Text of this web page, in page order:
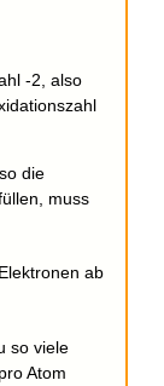
-2, also
die
muss
ab
so viele
Atom